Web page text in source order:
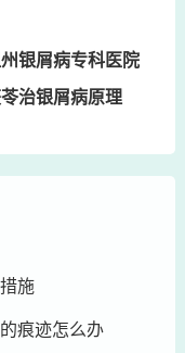
银屑病专科医院
治银屑病原理
施
痕迹怎么办